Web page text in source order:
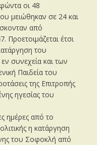
οι 48
μειώθηκαν σε 24 και
από
έτσι
του
συνεχεία και των
Παιδεία του
της Επιτροπής
ηγεσίας του
ημέρες από το
η κατάργηση
του Σοφοκλή από